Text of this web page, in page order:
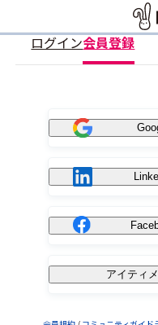
ログイン会員登録
アイティ